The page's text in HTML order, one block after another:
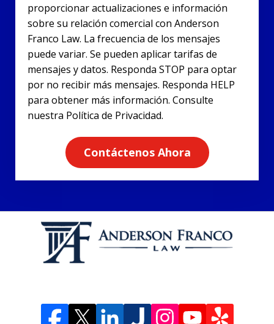
proporcionar actualizaciones e información
sobre su relación comercial con Anderson
Franco Law. La frecuencia de los mensajes
puede variar. Se pueden aplicar tarifas de
mensajes y datos. Responda STOP para optar
por no recibir más mensajes. Responda HELP
para obtener más información. Consulte
nuestra Política de Privacidad.
Contáctenos Ahora